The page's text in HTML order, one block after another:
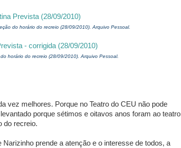
do horário do recreio (28/09/2010). Arquivo Pessoal.
horário do recreio (28/09/2010). Arquivo Pessoal.
vez melhores. Porque no Teatro do CEU não pode
porque sétimos e oitavos anos foram ao teatro
do recreio.
prende a atenção e o interesse de todos, a